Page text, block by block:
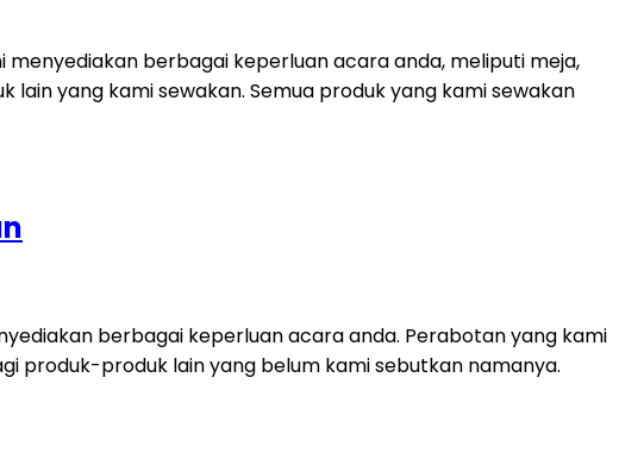
berbagai keperluan acara anda, meliputi meja,
yang kami sewakan. Semua produk yang kami sewakan
berbagai keperluan acara anda. Perabotan yang kami
produk-produk lain yang belum kami sebutkan namanya.